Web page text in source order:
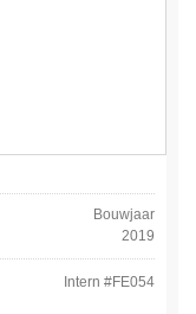
Bouwjaar
2019
Intern #FE054